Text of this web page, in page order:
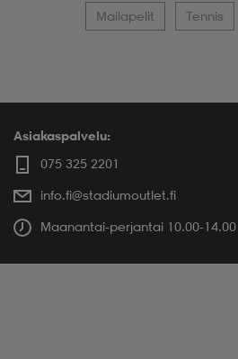
Mailapelit Tennis
Asiakaspalvelu:
075 325 2201
info.fi@stadiumoutlet.fi
Maanantai-perjantai 10.00-14.00